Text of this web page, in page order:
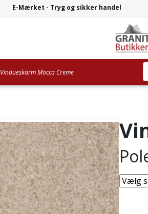
E-Mærket - Tryg og sikker handel
Vindueskarm Mocca Creme